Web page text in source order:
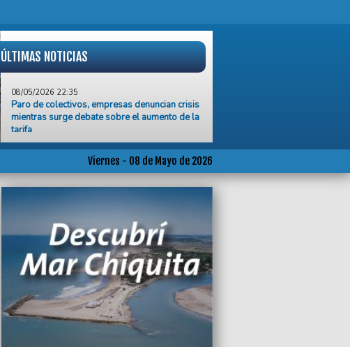
ÚLTIMAS NOTICIAS
Paro de colectivos, empresas denuncian crisis
mientras surge debate sobre el aumento de la
tarifa
08/05/2026 22:09
Devastador incendio consume vivienda en la
Paro de colectivos en Mar del Plata por falta
08/05/2026 14:45
Ante el mal clima, el Puerto refuerza medidas
de seguridad
08/05/2026 14:24
Robaron y causaron destrozos en el predio de
APAND en Parque Peña
Viernes - 08 de Mayo de 2026